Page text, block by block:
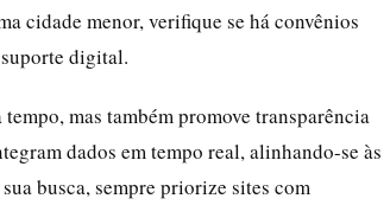
cidade menor, verifique se há convênios
digital.
mas também promove transparência
dados em tempo real, alinhando-se às
busca, sempre priorize sites com